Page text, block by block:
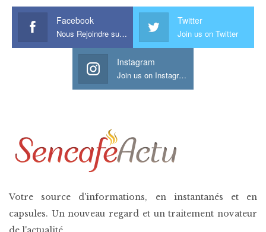
Facebook
Nous Rejoindre sur Facebook
Twitter
Join us on Twitter
Instagram
Join us on Instagram
Votre source d'informations, en instantanés et en
capsules. Un nouveau regard et un traitement novateur